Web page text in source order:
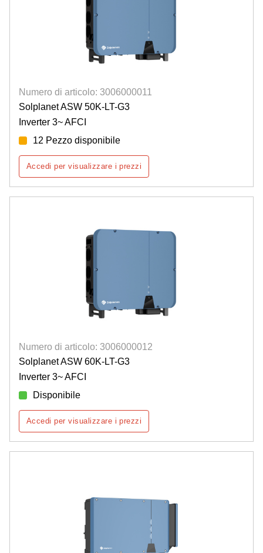
Numero di articolo: 3006000011
Solplanet ASW 50K-LT-G3
Inverter 3~ AFCI
12 Pezzo disponibile
Accedi per visualizzare i prezzi
Numero di articolo: 3006000012
Solplanet ASW 60K-LT-G3
Inverter 3~ AFCI
Disponibile
Accedi per visualizzare i prezzi